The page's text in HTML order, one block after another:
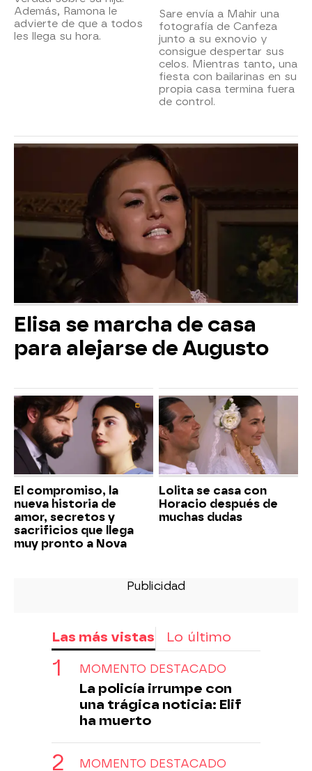
Además, Ramona le
advierte de que a todos
les llega su hora.
Sare envía a Mahir una
fotografía de Canfeza
junto a su exnovio y
consigue despertar sus
celos. Mientras tanto, una
fiesta con bailarinas en su
propia casa termina fuera
de control.
Elisa se marcha de casa
para alejarse de Augusto
El compromiso, la
nueva historia de
amor, secretos y
sacrificios que llega
muy pronto a Nova
Lolita se casa con
Horacio después de
muchas dudas
Las más vistas Lo último
MOMENTO DESTACADO
La policía irrumpe con
una trágica noticia: Elif
ha muerto
MOMENTO DESTACADO